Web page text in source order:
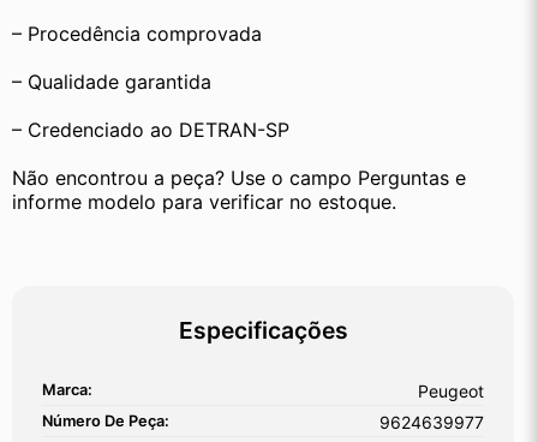
– Procedência comprovada
– Qualidade garantida
– Credenciado ao DETRAN-SP
Não encontrou a peça? Use o campo Perguntas e
informe modelo para verificar no estoque.
Especificações
Marca: Peugeot
Número De Peça: 9624639977